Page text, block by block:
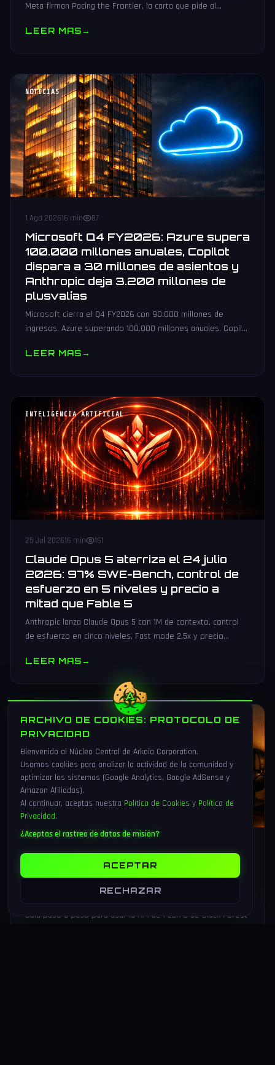
Meta firman Pacing the Frontier, la carta que pide al
frontier AGI.
LEER MAS→
NOTICIAS
1 Ago 202616 min 87
Microsoft Q4 FY2026: Azure supera
100.000 millones anuales, Copilot
dispara a 30 millones de asientos y
Anthropic deja 3.200 millones de
plusvalías
Microsoft cierra el Q4 FY2026 con 90.000 millones de
ingresos, Azure superando 100.000 millones anuales, Copilot
Anthropic.
LEER MAS→
INTELIGENCIA ARTIFICIAL
25 Jul 202616 min 161
Claude Opus 5 aterriza el 24 julio
2026: 97% SWE-Bench, control de
esfuerzo en 5 niveles y precio a
mitad que Fable 5
Anthropic lanza Claude Opus 5 con 1M de contexto, control
de esfuerzo en cinco niveles, Fast mode 2,5x y precio
precios.
LEER MAS→
TUTORIALES
Tutorial FLUX 3 API: generar vídeo,
audio e imagen con Python paso a
paso (2026)
Guía paso a paso para usar la API de FLUX 3 de Black Forest
ARCHIVO DE COOKIES: PROTOCOLO DE
PRIVACIDAD
Bienvenido al Núcleo Central de Arkaia Corporation.
Usamos cookies para analizar la actividad de la comunidad y
optimizar los sistemas (Google Analytics, Google AdSense y
Amazon Afiliados).
Al continuar, aceptas nuestra Política de Cookies y Política de
Privacidad.
¿Aceptas el rastreo de datos de misión?
ACEPTAR
RECHAZAR